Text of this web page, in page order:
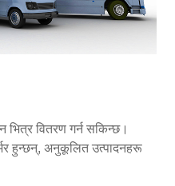
भित्र वितरण गर्न सकिन्छ।
हुन्छन्, अनुकूलित उत्पादनहरू